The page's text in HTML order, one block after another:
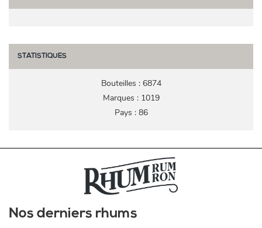
STATISTIQUES
Bouteilles : 6874
Marques : 1019
Pays : 86
Nos derniers rhums